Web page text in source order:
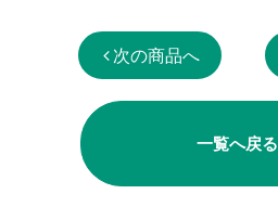
次の商品へ
一覧へ戻る